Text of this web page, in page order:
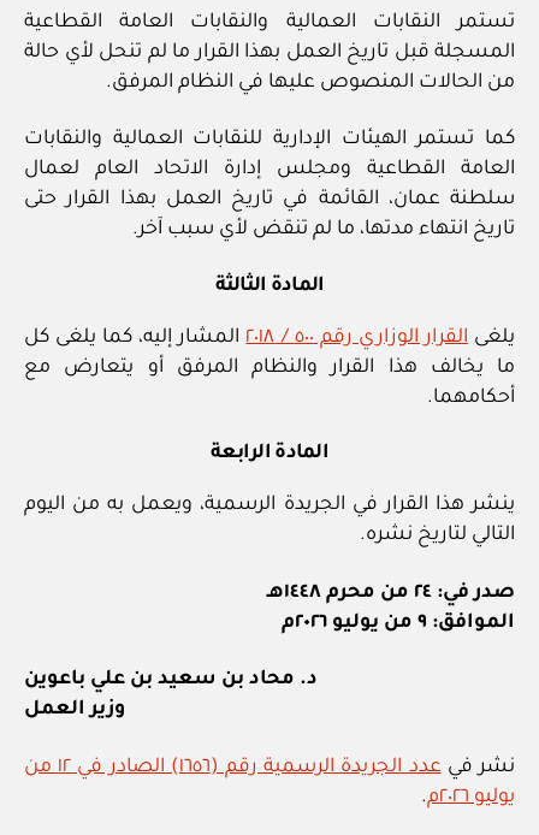
تستمر النقابات العمالية والنقابات العامة القطاعية
المسجلة قبل تاريخ العمل بهذا القرار ما لم تنحل لأي حالة
من الحالات المنصوص عليها في النظام المرفق.
كما تستمر الهيئات الإدارية للنقابات العمالية والنقابات
العامة القطاعية ومجلس إدارة الاتحاد العام لعمال
سلطنة عمان، القائمة في تاريخ العمل بهذا القرار حتى
تاريخ انتهاء مدتها، ما لم تنقض لأي سبب آخر.
المادة الثالثة
يلغى القرار الوزاري رقم ٥٠٠ / ٢٠١٨
المشار إليه، كما يلغى كل
ما يخالف هذا القرار والنظام المرفق أو يتعارض مع
أحكامهما.
المادة الرابعة
ينشر هذا القرار في الجريدة الرسمية، ويعمل به من اليوم
التالي لتاريخ نشره.
صدر في: ٢٤ من محرم ١٤٤٨هـ
الموافق: ٩ من يوليو ٢٠٢٦م
د. محاد بن سعيد بن علي باعوين
وزير العمل
نشر في
عدد الجريدة الرسمية رقم (١٦٥٦) الصادر في ١٢ من
يوليو ٢٠٢٦م
.